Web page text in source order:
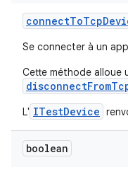
connectToTcp
Se connecter à un
Cette méthode alloue
L' ITestDevice
boolean